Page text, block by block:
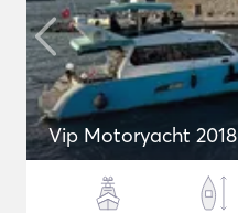
Vip Motoryacht 2018